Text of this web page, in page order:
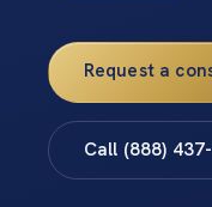
Request a
Call (888)